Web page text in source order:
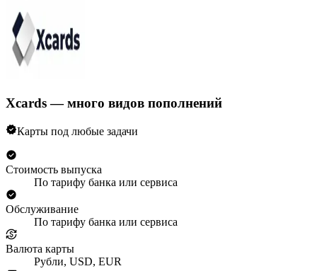
Xcards — много видов пополнений
Карты под любые задачи
Стоимость выпуска
По тарифу банка или сервиса
Обслуживание
По тарифу банка или сервиса
Валюта карты
Рубли, USD, EUR